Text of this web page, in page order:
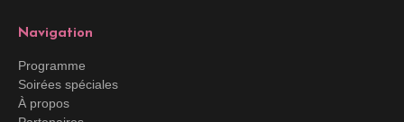
Navigation
Programme
Soirées spéciales
À propos